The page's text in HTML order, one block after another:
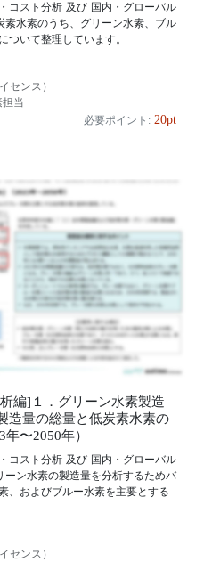
コスト分析 及び 国内・グローバル
素水素のうち、グリーン水素、ブル
ついて整理しています。
センス）
担当
必要ポイント: 20pt
編]１．グリーン水素製造
造量の総量と低炭素水素の
〜2050年）
コスト分析 及び 国内・グローバル
ーン水素の製造量を分析するためバ
、およびブルー水素を主要とする
センス）